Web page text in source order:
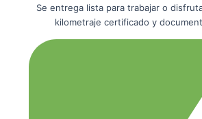
Se entrega lista para trabajar o
kilometraje certificado y